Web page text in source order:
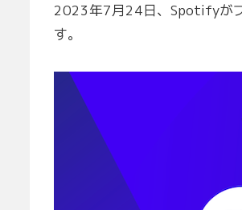
2023年7月24日、Spotifyが
す。